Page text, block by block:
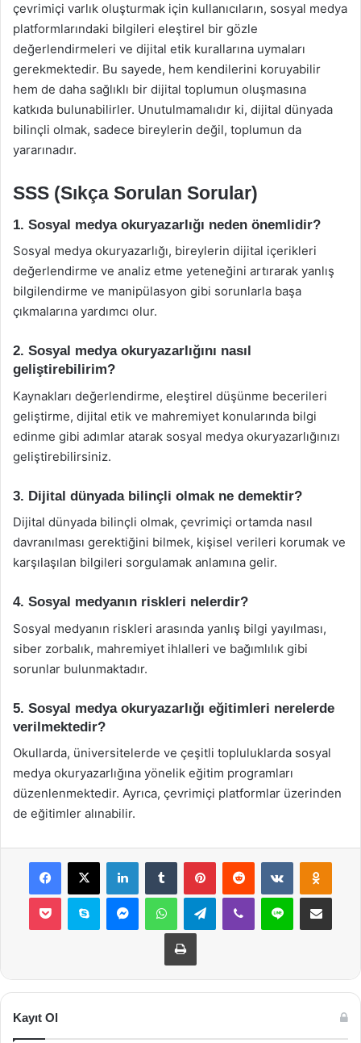
çevrimiçi varlık oluşturmak için kullanıcıların, sosyal medya
platformlarındaki bilgileri eleştirel bir gözle
değerlendirmeleri ve dijital etik kurallarına uymaları
gerekmektedir. Bu sayede, hem kendilerini koruyabilir
hem de daha sağlıklı bir dijital toplumun oluşmasına
katkıda bulunabilirler. Unutulmamalıdır ki, dijital dünyada
bilinçli olmak, sadece bireylerin değil, toplumun da
yararınadır.
SSS (Sıkça Sorulan Sorular)
1. Sosyal medya okuryazarlığı neden önemlidir?
Sosyal medya okuryazarlığı, bireylerin dijital içerikleri
değerlendirme ve analiz etme yeteneğini artırarak yanlış
bilgilendirme ve manipülasyon gibi sorunlarla başa
çıkmalarına yardımcı olur.
2. Sosyal medya okuryazarlığını nasıl
geliştirebilirim?
Kaynakları değerlendirme, eleştirel düşünme becerileri
geliştirme, dijital etik ve mahremiyet konularında bilgi
edinme gibi adımlar atarak sosyal medya okuryazarlığınızı
geliştirebilirsiniz.
3. Dijital dünyada bilinçli olmak ne demektir?
Dijital dünyada bilinçli olmak, çevrimiçi ortamda nasıl
davranılması gerektiğini bilmek, kişisel verileri korumak ve
karşılaşılan bilgileri sorgulamak anlamına gelir.
4. Sosyal medyanın riskleri nelerdir?
Sosyal medyanın riskleri arasında yanlış bilgi yayılması,
siber zorbalık, mahremiyet ihlalleri ve bağımlılık gibi
sorunlar bulunmaktadır.
5. Sosyal medya okuryazarlığı eğitimleri nerelerde
verilmektedir?
Okullarda, üniversitelerde ve çeşitli topluluklarda sosyal
medya okuryazarlığına yönelik eğitim programları
düzenlenmektedir. Ayrıca, çevrimiçi platformlar üzerinden
de eğitimler alınabilir.
Facebook
X LinkedInTumblr PinterestReddit VKontakte
Pocket Skype MessengerWhatsAppTelegramViber Line E-Posta ile
Yazdır
Kayıt Ol